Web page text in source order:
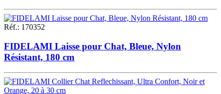
Réf.: 170352
FIDELAMI Laisse pour Chat, Bleue, Nylon
Résistant, 180 cm